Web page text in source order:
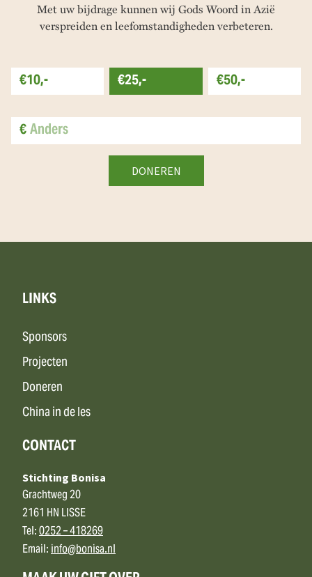
Met uw bijdrage kunnen wij Gods Woord in Azië
verspreiden en leefomstandigheden verbeteren.
€10,- €25,-
€50,-
€
LINKS
Sponsors
Projecten
Doneren
China in de les
CONTACT
Stichting Bonisa
Grachtweg 20
2161 HN LISSE
Tel:0252 – 418269
Email:info@bonisa.nl